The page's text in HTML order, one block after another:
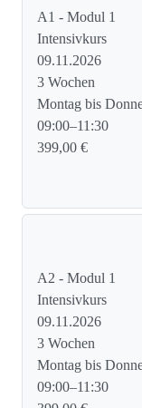
A1 - Modul 1
Intensivkurs
09.11.2026
3 Wochen
Montag bis
09:00–11:30
399,00 €
A2 - Modul 1
Intensivkurs
09.11.2026
3 Wochen
Montag bis
09:00–11:30